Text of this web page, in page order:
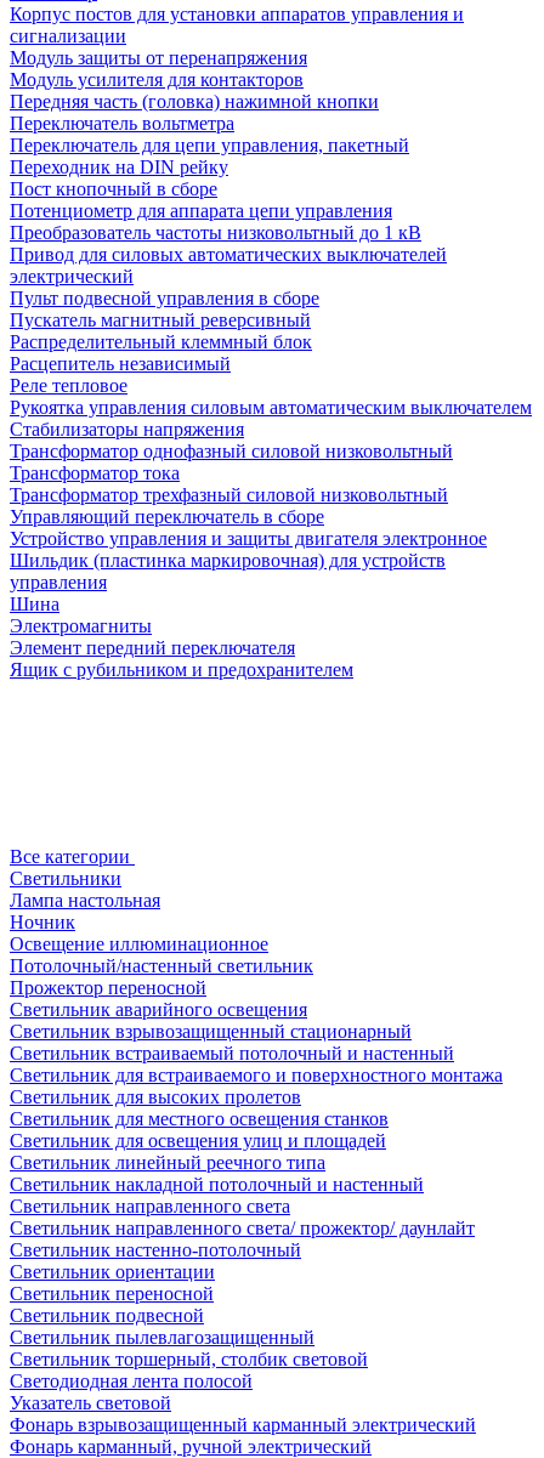
Корпус постов для установки аппаратов управления и
сигнализации
Модуль защиты от перенапряжения
Модуль усилителя для контакторов
Передняя часть (головка) нажимной кнопки
Переключатель вольтметра
Переключатель для цепи управления, пакетный
Переходник на DIN рейку
Пост кнопочный в сборе
Потенциометр для аппарата цепи управления
Преобразователь частоты низковольтный до 1 кВ
Привод для силовых автоматических выключателей
электрический
Пульт подвесной управления в сборе
Пускатель магнитный реверсивный
Распределительный клеммный блок
Расцепитель независимый
Реле тепловое
Рукоятка управления силовым автоматическим выключателем
Стабилизаторы напряжения
Трансформатор однофазный силовой низковольтный
Трансформатор тока
Трансформатор трехфазный силовой низковольтный
Управляющий переключатель в сборе
Устройство управления и защиты двигателя электронное
Шильдик (пластинка маркировочная) для устройств
управления
Шина
Электромагниты
Элемент передний переключателя
Ящик с рубильником и предохранителем
Все категории
Светильники
Лампа настольная
Ночник
Освещение иллюминационное
Потолочный/настенный светильник
Прожектор переносной
Светильник аварийного освещения
Светильник взрывозащищенный стационарный
Светильник встраиваемый потолочный и настенный
Светильник для встраиваемого и поверхностного монтажа
Светильник для высоких пролетов
Светильник для местного освещения станков
Светильник для освещения улиц и площадей
Светильник линейный реечного типа
Светильник накладной потолочный и настенный
Светильник направленного света
Светильник направленного света/ прожектор/ даунлайт
Светильник настенно-потолочный
Светильник ориентации
Светильник переносной
Светильник подвесной
Светильник пылевлагозащищенный
Светильник торшерный, столбик световой
Светодиодная лента полосой
Указатель световой
Фонарь взрывозащищенный карманный электрический
Фонарь карманный, ручной электрический